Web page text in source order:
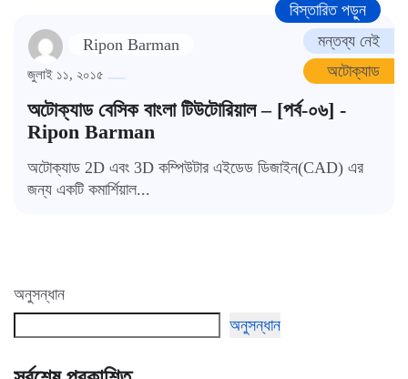
Ripon Barman
মন্তব্য নেই
অটোক্যাড
বিস্তারিত পড়ুন
জুলাই ১১, ২০১৫
অটোক্যাড বেসিক বাংলা টিউটোরিয়াল – [পর্ব-০৬] -
Ripon Barman
অটোক্যাড 2D এবং 3D কম্পিউটার এইডেড ডিজাইন(CAD) এর
জন্য একটি কমার্শিয়াল...
অনুসন্ধান
অনুসন্ধান